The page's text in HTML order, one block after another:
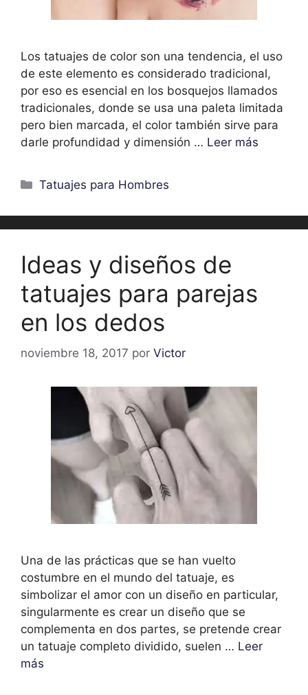
Los tatuajes de color son una tendencia, el uso
de este elemento es considerado tradicional,
por eso es esencial en los bosquejos llamados
tradicionales, donde se usa una paleta limitada
pero bien marcada, el color también sirve para
darle profundidad y dimensión … Leer más
Categorías
Tatuajes para Hombres
Ideas y diseños de
tatuajes para parejas
en los dedos
noviembre 18, 2017 por Victor
Una de las prácticas que se han vuelto
costumbre en el mundo del tatuaje, es
simbolizar el amor con un diseño en particular,
singularmente es crear un diseño que se
complementa en dos partes, se pretende crear
un tatuaje completo dividido, suelen … Leer
más